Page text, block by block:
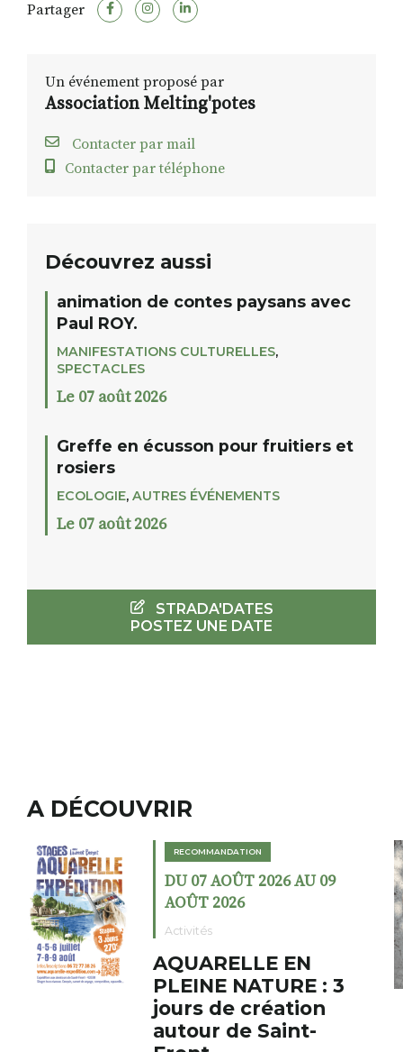
Partager
Un événement proposé par
Association Melting'potes
Contacter par mail
Contacter par téléphone
Découvrez aussi
animation de contes paysans avec
Paul ROY.
MANIFESTATIONS CULTURELLES,
SPECTACLES
Le 07 août 2026
Greffe en écusson pour fruitiers et
rosiers
ECOLOGIE, AUTRES ÉVÉNEMENTS
Le 07 août 2026
STRADA'DATES
POSTEZ UNE DATE
A DÉCOUVRIR
RECOMMANDATION
DU 02 AOÛT 2026 AU 23
AOÛT 2026
Expositions
Cochon charbon au
fumoir
Le Fumoir est une sorte de
cabinet de curiosités. Son